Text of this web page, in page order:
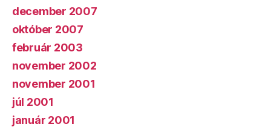
december 2007
október 2007
február 2003
november 2002
november 2001
júl 2001
január 2001